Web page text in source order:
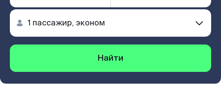
Найти